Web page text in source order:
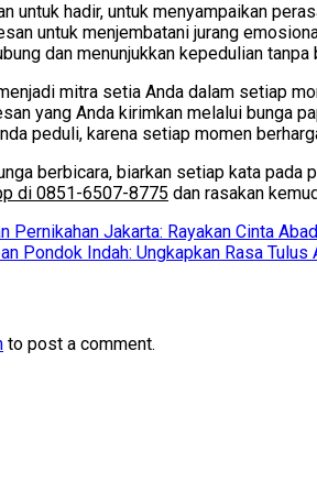
untuk hadir, untuk menyampaikan
untuk menjembatani jurang
dan menunjukkan kepedulian
mitra setia Anda dalam setiap
yang Anda kirimkan melalui bunga
peduli, karena setiap momen
berbicara, biarkan setiap kata
di 0851-6507-8775 dan rasakan
Pernikahan Jakarta: Rayakan Cinta
Pondok Indah: Ungkapkan Rasa Tulus
to post a comment.